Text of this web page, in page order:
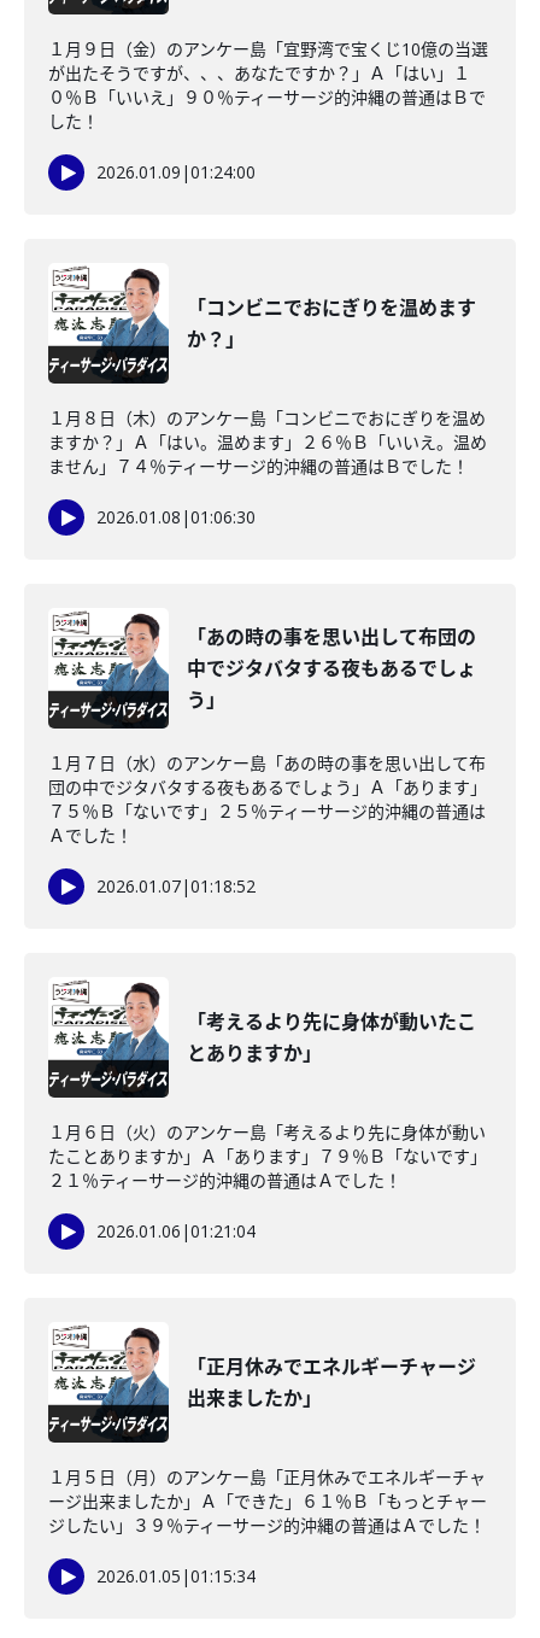
１月９日（金）のアンケー島「宜野湾で宝くじ10億の当選
が出たそうですが、、、あなたですか？」Ａ「はい」１
０％Ｂ「いいえ」９０％ティーサージ的沖縄の普通はＢで
した！
2026.01.09 |01:24:00
「コンビニでおにぎりを温めます
か？」
１月８日（木）のアンケー島「コンビニでおにぎりを温め
ますか？」Ａ「はい。温めます」２６％Ｂ「いいえ。温め
ません」７４％ティーサージ的沖縄の普通はＢでした！
2026.01.08 |01:06:30
「あの時の事を思い出して布団の
中でジタバタする夜もあるでしょ
う」
１月７日（水）のアンケー島「あの時の事を思い出して布
団の中でジタバタする夜もあるでしょう」Ａ「あります」
７５％Ｂ「ないです」２５％ティーサージ的沖縄の普通は
Ａでした！
2026.01.07|01:18:52
「考えるより先に身体が動いたこ
とありますか」
１月６日（火）のアンケー島「考えるより先に身体が動い
たことありますか」Ａ「あります」７９％Ｂ「ないです」
２１％ティーサージ的沖縄の普通はＡでした！
2026.01.06 |01:21:04
「正月休みでエネルギーチャージ
出来ましたか」
１月５日（月）のアンケー島「正月休みでエネルギーチャ
ージ出来ましたか」Ａ「できた」６１％Ｂ「もっとチャー
ジしたい」３９％ティーサージ的沖縄の普通はＡでした！
2026.01.05 |01:15:34